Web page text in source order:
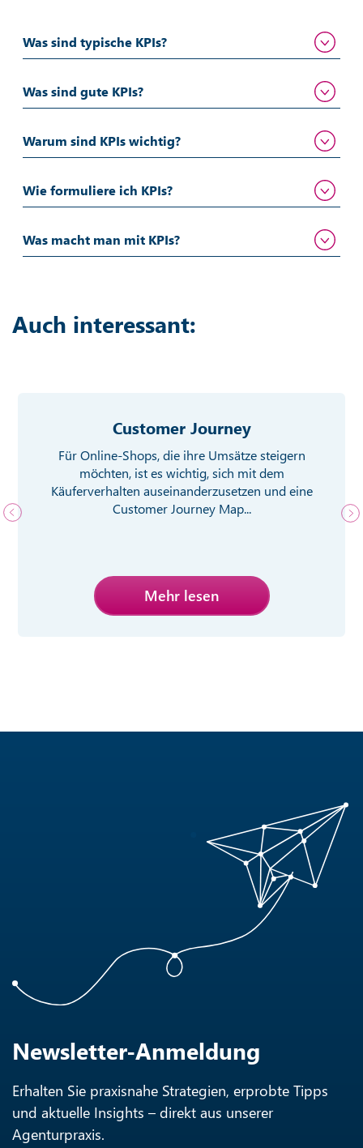
Was sind typische KPIs?
Was sind gute KPIs?
Warum sind KPIs wichtig?
Wie formuliere ich KPIs?
Was macht man mit KPIs?
Auch interessant:
Customer Journey
Für Online-Shops, die ihre Umsätze steigern
möchten, ist es wichtig, sich mit dem
Käuferverhalten auseinanderzusetzen und eine
Customer Journey Map...
Mehr lesen
Newsletter-Anmeldung
Erhalten Sie praxisnahe Strategien, erprobte Tipps
und aktuelle Insights – direkt aus unserer
Agenturpraxis.